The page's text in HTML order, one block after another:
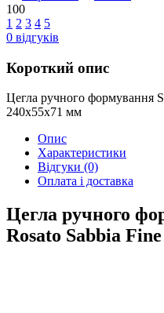
100
1 2 3 4 5
0 відгуків
Короткий опис
Цегла ручного формування
240х55х71 мм
Опис
Характеристики
Відгуки (0)
Оплата і доставка
Цегла ручного
Rosato Sabbia